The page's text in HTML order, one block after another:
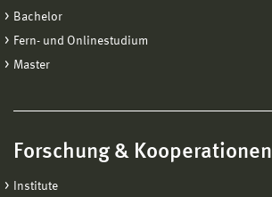
Bachelor
Fern- und Onlinestudium
Master
Forschung & Kooperationen
Institute